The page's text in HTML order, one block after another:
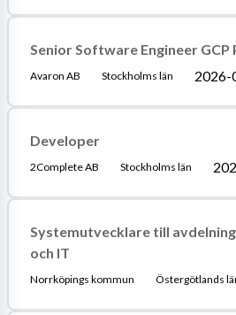
Senior Software Engineer
Avaron AB Stockholms län 2026-
Developer
2Complete AB Stockholms län
Systemutvecklare till
och IT
Norrköpings kommun Östergötlands